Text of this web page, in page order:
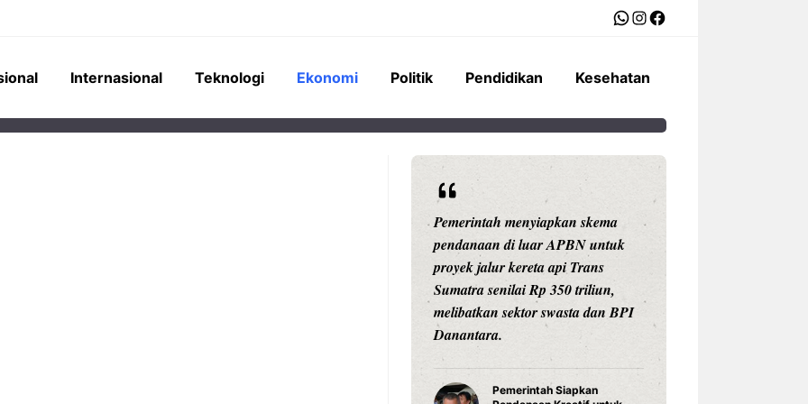
WhatsApp
Instagram
Facebook
Internasional Teknologi Ekonomi Politik Pendidikan Kesehatan
Pemerintah menyiapkan skema
pendanaan di luar APBN untuk
proyek jalur kereta api Trans
Sumatra senilai Rp 350 triliun,
melibatkan sektor swasta dan BPI
Danantara.
Pemerintah Siapkan